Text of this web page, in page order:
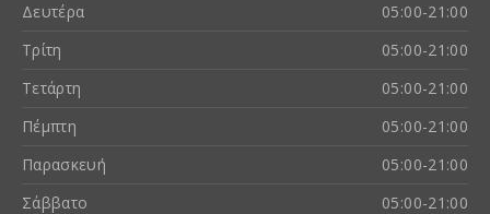
Δευτέρα
05:00-21:00
Τρίτη
05:00-21:00
Τετάρτη
05:00-21:00
Πέμπτη
05:00-21:00
Παρασκευή
05:00-21:00
Σάββατο
05:00-21:00